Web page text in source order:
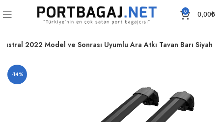
0 0,00₺
2022 Model ve Sonrası Uyumlu Ara Atkı Tavan Barı Siyah
-14%